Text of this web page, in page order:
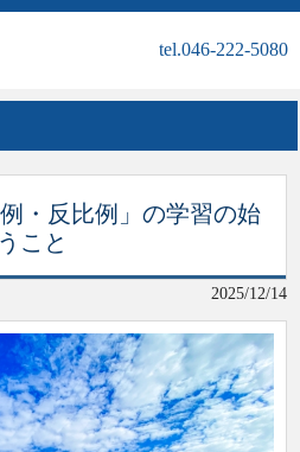
tel.046-222-5080
・反比例」の学習の始
こと
2025/12/14